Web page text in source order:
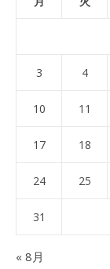
3 4
10 11
17 18
24 25
31
« 8月